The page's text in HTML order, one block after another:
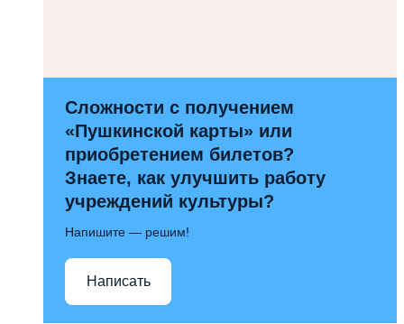
Сложности с получением
«Пушкинской карты» или
приобретением билетов?
Знаете, как улучшить работу
учреждений культуры?
Напишите — решим!
Написать